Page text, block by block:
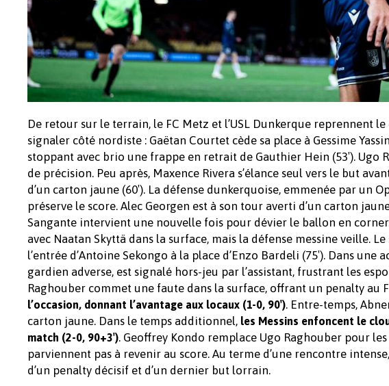
De retour sur le terrain, le FC Metz et l’USL Dunkerque reprennent
signaler côté nordiste : Gaëtan Courtet cède sa place à Gessime
stoppant avec brio une frappe en retrait de Gauthier Hein (53′). Ugo
de précision. Peu après, Maxence Rivera s’élance seul vers le but
d’un carton jaune (60′). La défense dunkerquoise, emmenée par un
préserve le score. Alec Georgen est à son tour averti d’un carton
Sangante intervient une nouvelle fois pour dévier le ballon en
avec Naatan Skyttä dans la surface, mais la défense messine veille.
l’entrée d’Antoine Sekongo à la place d’Enzo Bardeli (75′). Dans
gardien adverse, est signalé hors-jeu par l’assistant, frustrant les
Raghouber commet une faute dans la surface, offrant un penalty au
l’occasion, donnant l’avantage aux locaux (1-0, 90′). Entre-temps,
carton jaune. Dans le temps additionnel, les Messins enfoncent le
match (2-0, 90+3′). Geoffrey Kondo remplace Ugo Raghouber pour
parviennent pas à revenir au score. Au terme d’une rencontre
d’un penalty décisif et d’un dernier but lorrain.